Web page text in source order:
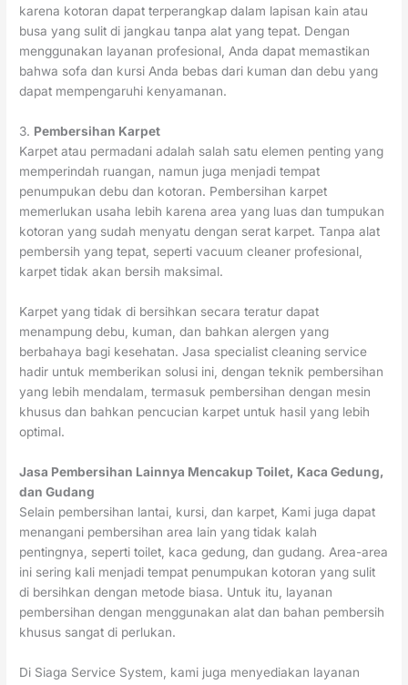
karena kotoran dapat terperangkap dalam lapisan kain atau
busa yang sulit di jangkau tanpa alat yang tepat. Dengan
menggunakan layanan profesional, Anda dapat memastikan
bahwa sofa dan kursi Anda bebas dari kuman dan debu yang
dapat mempengaruhi kenyamanan.
3. Pembersihan Karpet
Karpet atau permadani adalah salah satu elemen penting yang
memperindah ruangan, namun juga menjadi tempat
penumpukan debu dan kotoran. Pembersihan karpet
memerlukan usaha lebih karena area yang luas dan tumpukan
kotoran yang sudah menyatu dengan serat karpet. Tanpa alat
pembersih yang tepat, seperti vacuum cleaner profesional,
karpet tidak akan bersih maksimal.
Karpet yang tidak di bersihkan secara teratur dapat
menampung debu, kuman, dan bahkan alergen yang
berbahaya bagi kesehatan. Jasa specialist cleaning service
hadir untuk memberikan solusi ini, dengan teknik pembersihan
yang lebih mendalam, termasuk pembersihan dengan mesin
khusus dan bahkan pencucian karpet untuk hasil yang lebih
optimal.
Jasa Pembersihan Lainnya Mencakup Toilet, Kaca Gedung,
dan Gudang
Selain pembersihan lantai, kursi, dan karpet, Kami juga dapat
menangani pembersihan area lain yang tidak kalah
pentingnya, seperti toilet, kaca gedung, dan gudang. Area-area
ini sering kali menjadi tempat penumpukan kotoran yang sulit
di bersihkan dengan metode biasa. Untuk itu, layanan
pembersihan dengan menggunakan alat dan bahan pembersih
khusus sangat di perlukan.
Di Siaga Service System, kami juga menyediakan layanan